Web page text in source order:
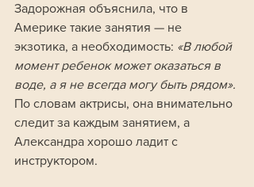
Задорожная объяснила, что в
Америке такие занятия — не
экзотика, а необходимость: «В любой
момент ребенок может оказаться в
воде, а я не всегда могу быть рядом».
По словам актрисы, она внимательно
следит за каждым занятием, а
Александра хорошо ладит с
инструктором.